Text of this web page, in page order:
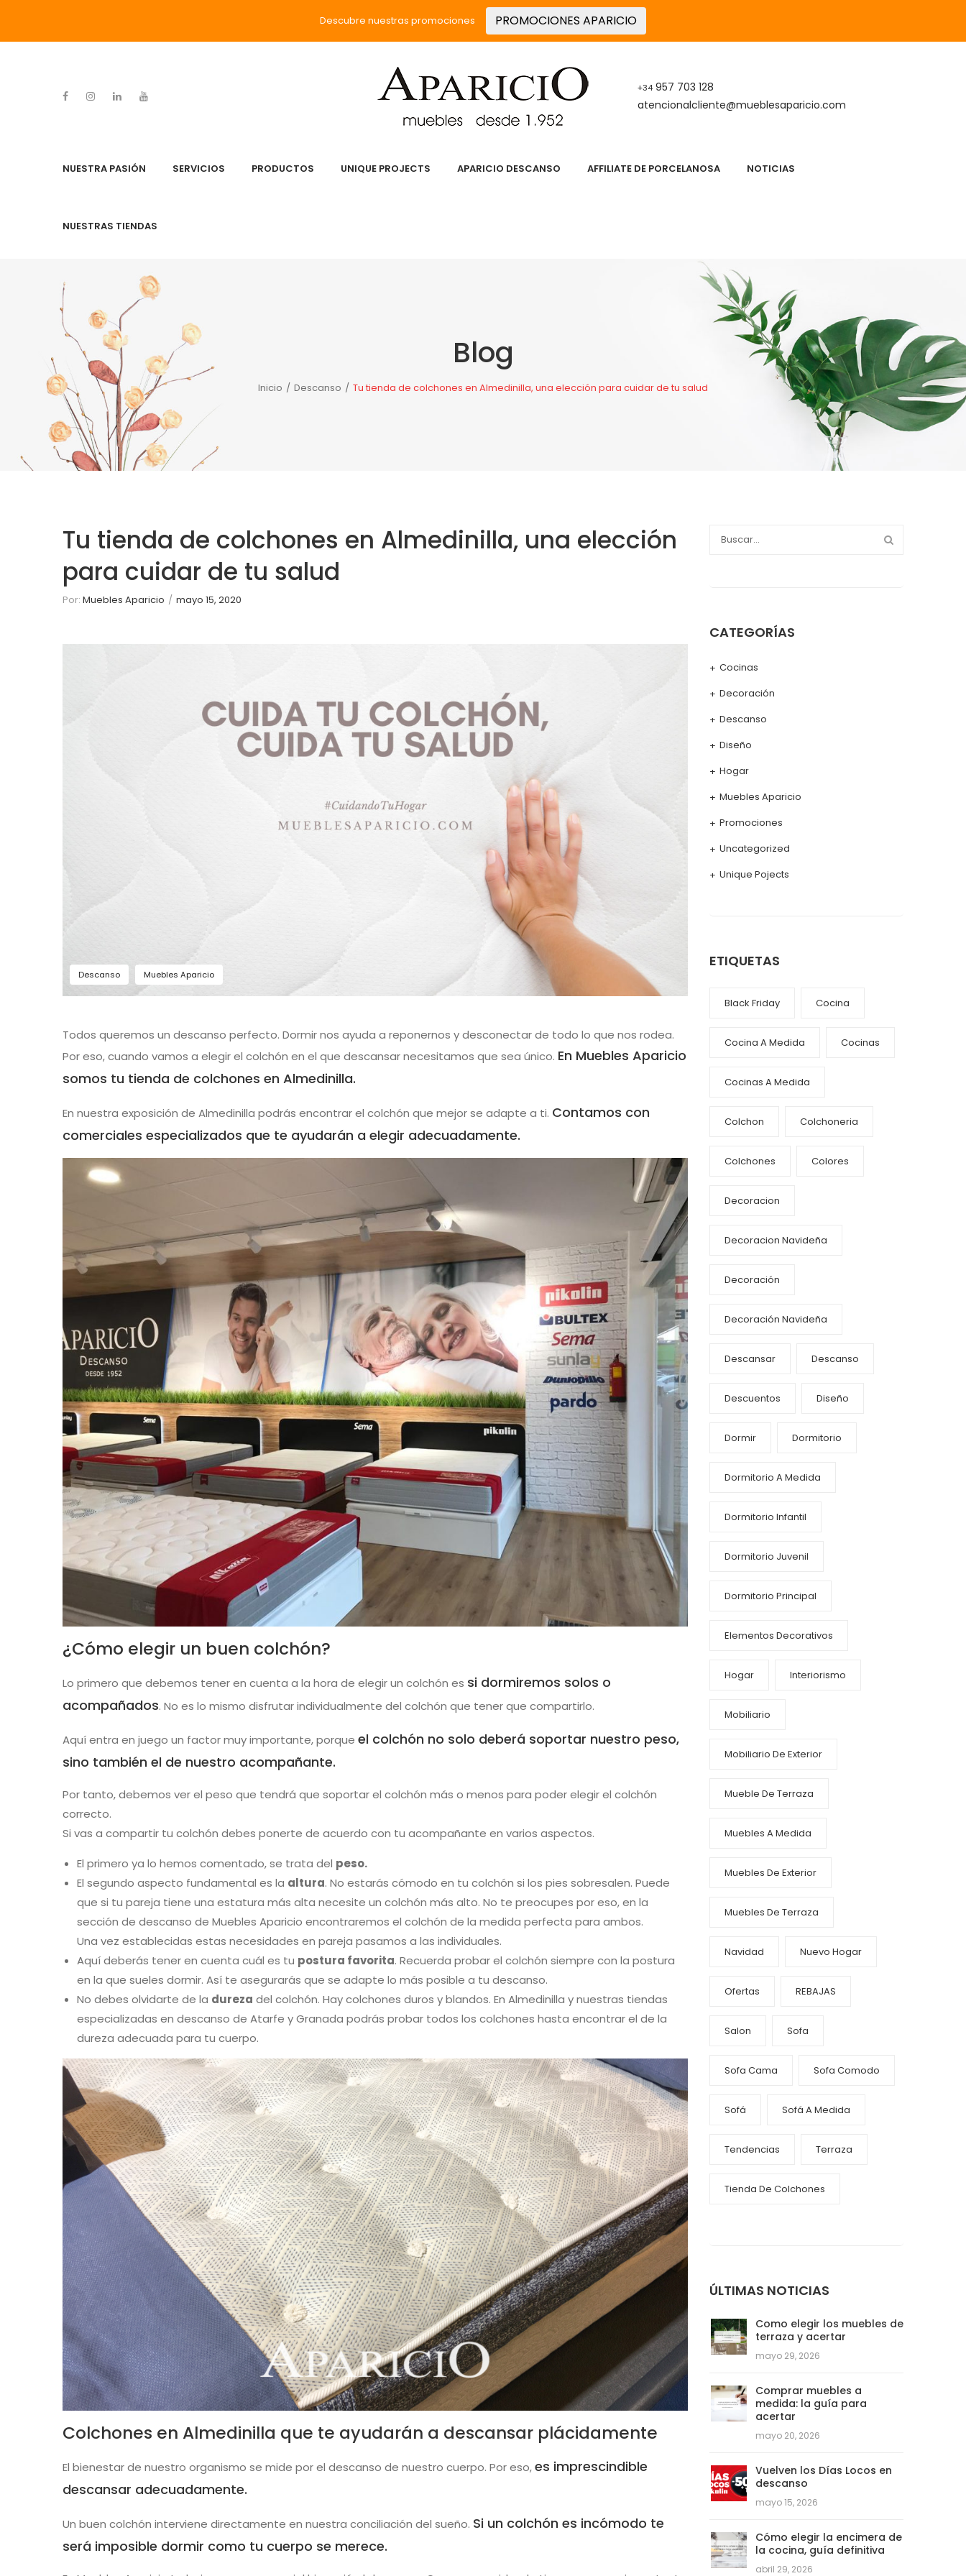
Descubre nuestras promociones PROMOCIONES APARICIO
+34 957 703 128
atencionalcliente@mueblesaparicio.com
NUESTRA PASIÓN SERVICIOS PRODUCTOS UNIQUE PROJECTS APARICIO DESCANSO AFFILIATE DE PORCELANOSA NOTICIAS
NUESTRAS TIENDAS
APARICIO DESCANSO
NOTICIAS
Blog
Inicio / Descanso / Tu tienda de colchones en Almedinilla, una elección para cuidar de tu salud
Tu tienda de colchones en Almedinilla, una elección
para cuidar de tu salud
Por: Muebles Aparicio / mayo 15, 2020
Descanso Muebles Aparicio
Todos queremos un descanso perfecto. Dormir nos ayuda a reponernos y desconectar de todo lo que nos rodea.
Por eso, cuando vamos a elegir el colchón en el que descansar necesitamos que sea único. En Muebles Aparicio
somos tu tienda de colchones en Almedinilla.
En nuestra exposición de Almedinilla podrás encontrar el colchón que mejor se adapte a ti. Contamos con
comerciales especializados que te ayudarán a elegir adecuadamente.
¿Cómo elegir un buen colchón?
Lo primero que debemos tener en cuenta a la hora de elegir un colchón es si dormiremos solos o
acompañados. No es lo mismo disfrutar individualmente del colchón que tener que compartirlo.
Aquí entra en juego un factor muy importante, porque el colchón no solo deberá soportar nuestro peso,
sino también el de nuestro acompañante.
Por tanto, debemos ver el peso que tendrá que soportar el colchón más o menos para poder elegir el colchón
correcto.
Si vas a compartir tu colchón debes ponerte de acuerdo con tu acompañante en varios aspectos.
El primero ya lo hemos comentado, se trata del peso.
El segundo aspecto fundamental es la altura. No estarás cómodo en tu colchón si los pies sobresalen. Puede
que si tu pareja tiene una estatura más alta necesite un colchón más alto. No te preocupes por eso, en la
sección de descanso de Muebles Aparicio encontraremos el colchón de la medida perfecta para ambos.
Una vez establecidas estas necesidades en pareja pasamos a las individuales.
Aquí deberás tener en cuenta cuál es tu postura favorita. Recuerda probar el colchón siempre con la postura
en la que sueles dormir. Así te asegurarás que se adapte lo más posible a tu descanso.
No debes olvidarte de la dureza del colchón. Hay colchones duros y blandos. En Almedinilla y nuestras tiendas
especializadas en descanso de Atarfe y Granada podrás probar todos los colchones hasta encontrar el de la
dureza adecuada para tu cuerpo.
Colchones en Almedinilla que te ayudarán a descansar plácidamente
El bienestar de nuestro organismo se mide por el descanso de nuestro cuerpo. Por eso,es imprescindible
descansar adecuadamente.
Un buen colchón interviene directamente en nuestra conciliación del sueño. Si un colchón es incómodo te
será imposible dormir como tu cuerpo se merece.
CATEGORÍAS
Cocinas
Decoración
Descanso
Diseño
Hogar
Muebles Aparicio
Promociones
Uncategorized
Unique Pojects
ETIQUETAS
Black Friday Cocina
Cocina A Medida Cocinas
Cocinas A Medida
Colchon Colchoneria
Colchones Colores
Decoracion
Decoracion Navideña
Decoración
Decoración Navideña
Descansar Descanso
Descuentos Diseño
Dormir Dormitorio
Dormitorio A Medida
Dormitorio Infantil
Dormitorio Juvenil
Dormitorio Principal
Elementos Decorativos
Hogar Interiorismo
Mobiliario
Mobiliario De Exterior
Mueble De Terraza
Muebles A Medida
Muebles De Exterior
Muebles De Terraza
Navidad Nuevo Hogar
Ofertas REBAJAS
Salon Sofa
Sofa Cama Sofa Comodo
Sofá Sofá A Medida
Tendencias Terraza
Tienda De Colchones
ÚLTIMAS NOTICIAS
Como elegir los muebles de
terraza y acertar
mayo 29, 2026
Comprar muebles a
medida: la guía para
acertar
mayo 20, 2026
Vuelven los Días Locos en
descanso
mayo 15, 2026
Cómo elegir la encimera de
la cocina, guía definitiva
abril 29, 2026